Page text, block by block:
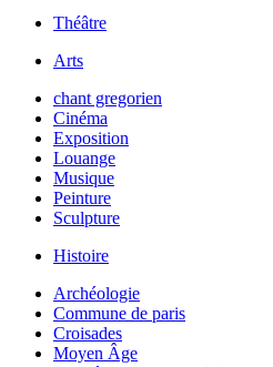
Théâtre
Arts
chant gregorien
Cinéma
Exposition
Louange
Musique
Peinture
Sculpture
Histoire
Archéologie
Commune de paris
Croisades
Moyen Âge